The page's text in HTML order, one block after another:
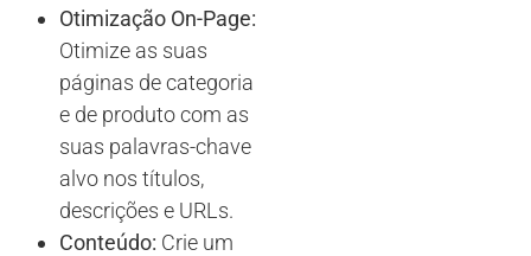
Otimização On-Page:
Otimize as suas
páginas de categoria
e de produto com as
suas palavras-chave
alvo nos títulos,
descrições e URLs.
Conteúdo: Crie um